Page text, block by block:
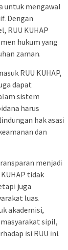
untuk mengawal
Dengan
RUU KUHAP
hukum yang
zaman.
RUU KUHAP,
dapat
sistem
harus
hak asasi
dan
menjadi
tidak
juga
luas.
akademisi,
sipil,
isi RUU ini.